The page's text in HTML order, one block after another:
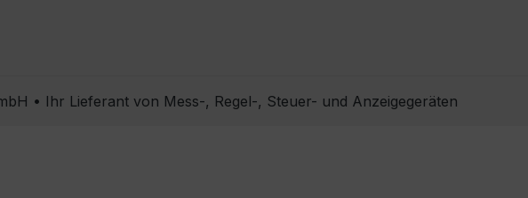
• Ihr Lieferant von Mess-, Regel-, Steuer- und Anzeigegeräten